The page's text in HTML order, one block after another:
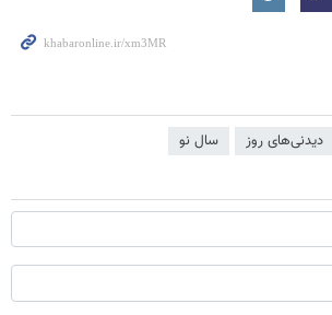
دیدنی‌های روز سال نو